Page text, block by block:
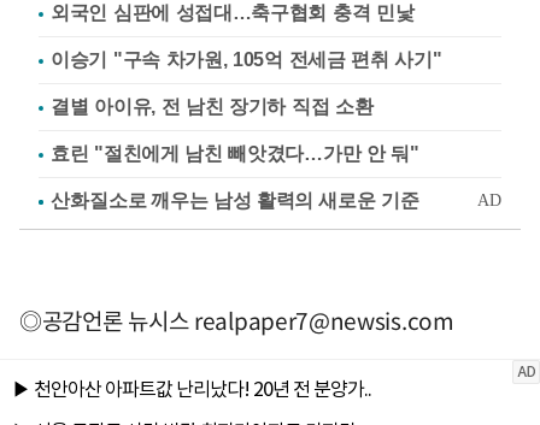
외국인 심판에 성접대…축구협회 충격 민낯
이승기 "구속 차가원, 105억 전세금 편취 사기"
결별 아이유, 전 남친 장기하 직접 소환
효린 "절친에게 남친 빼앗겼다…가만 안 둬"
◎공감언론 뉴시스realpaper7@newsis.com